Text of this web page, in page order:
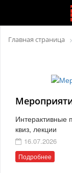
Главная страница
Интерактивные
квиз, лекции
16.07.2026
Подробнее